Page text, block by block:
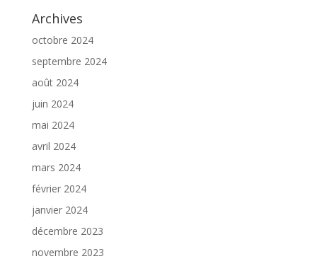
Archives
octobre 2024
septembre 2024
août 2024
juin 2024
mai 2024
avril 2024
mars 2024
février 2024
janvier 2024
décembre 2023
novembre 2023